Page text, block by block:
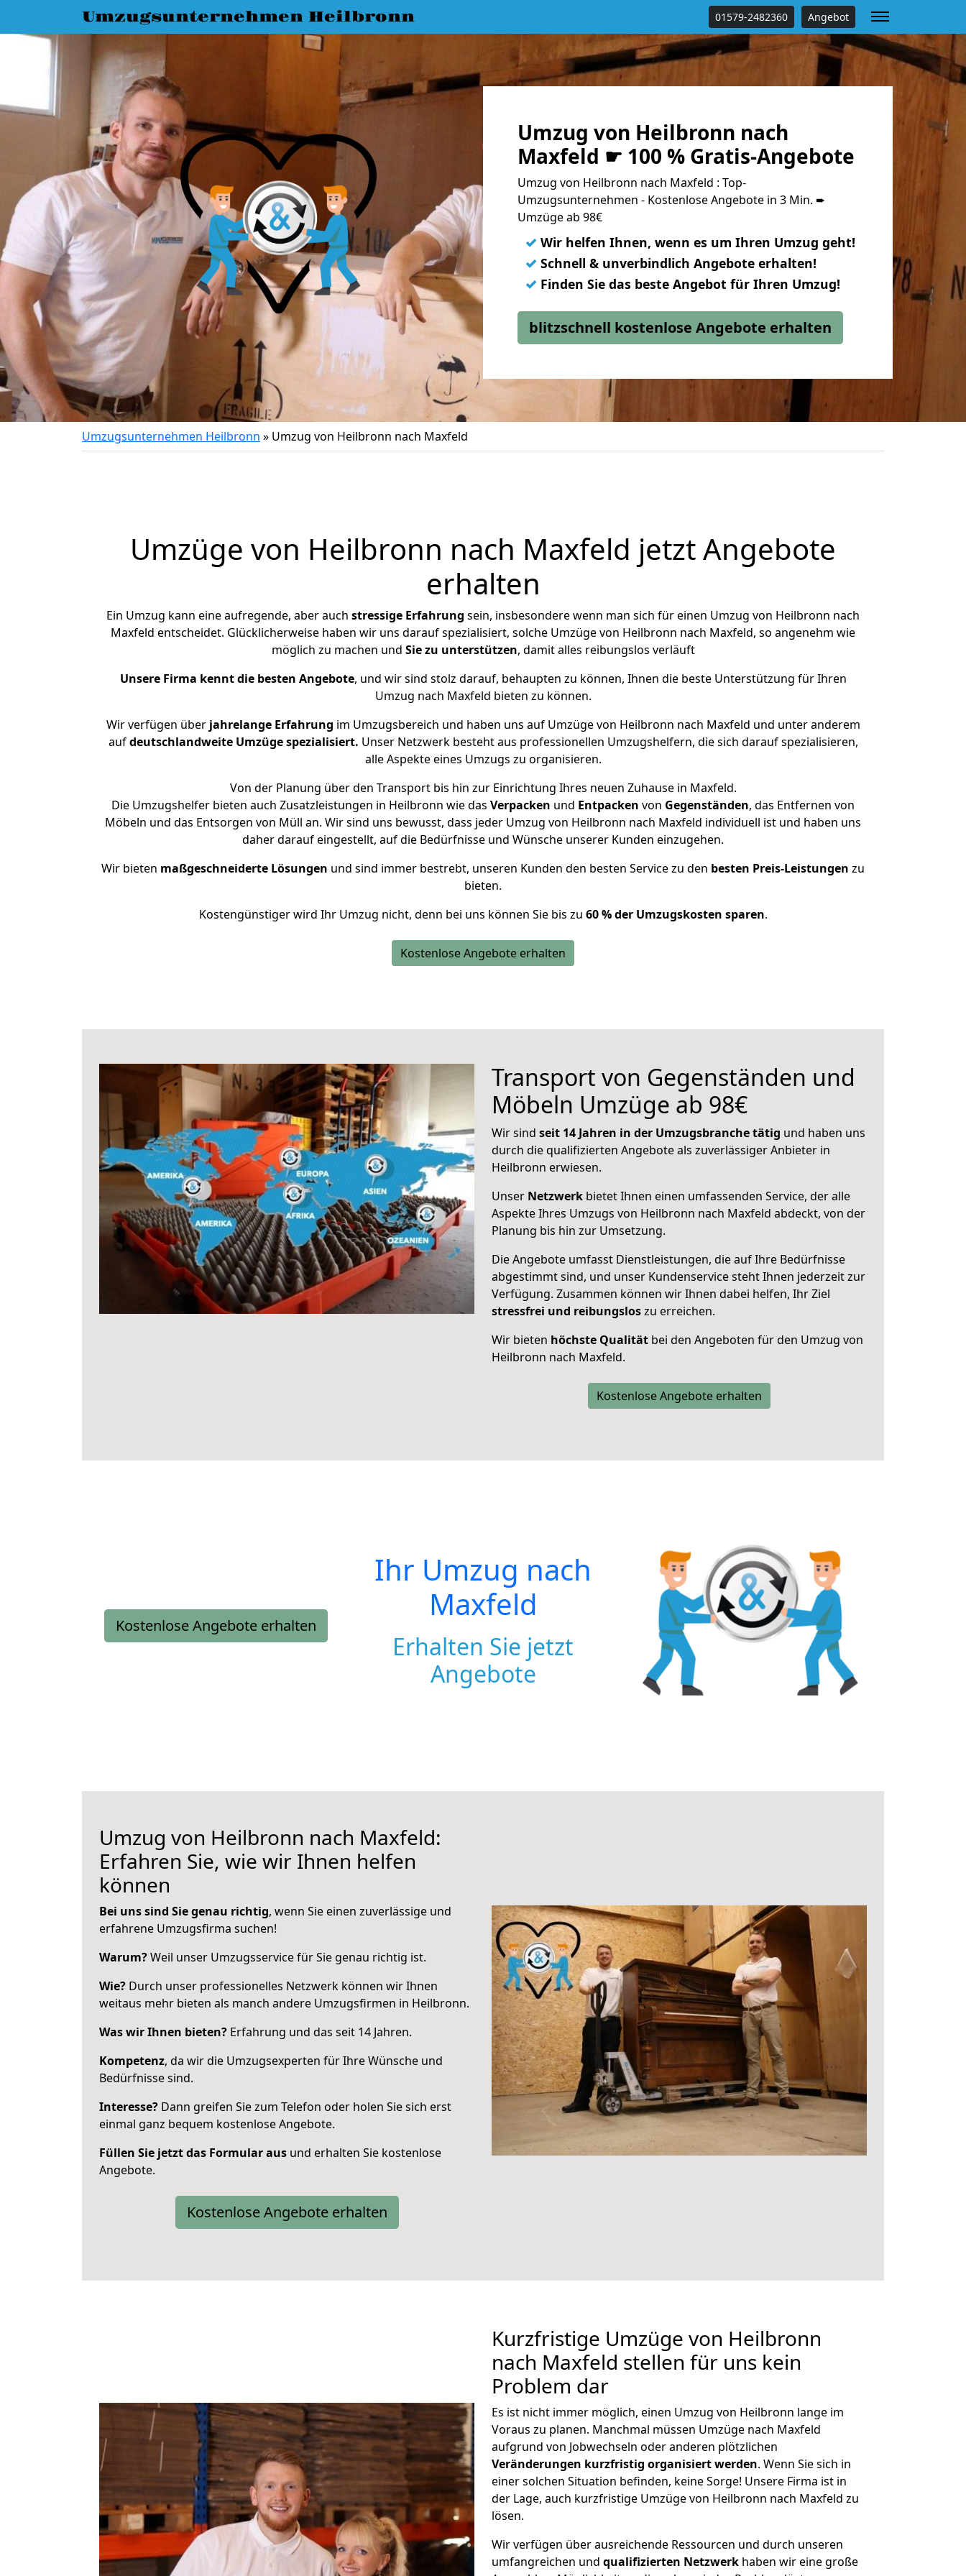
Umzugsunternehmen Heilbronn 01579-2482360 Angebot
Umzug von Heilbronn nach
Maxfeld ☛ 100 % Gratis-Angebote
Umzug von Heilbronn nach Maxfeld : Top-
Umzugsunternehmen - Kostenlose Angebote in 3 Min. ➨
Umzüge ab 98€
✓ Wir helfen Ihnen, wenn es um Ihren Umzug geht!
✓ Schnell & unverbindlich Angebote erhalten!
✓ Finden Sie das beste Angebot für Ihren Umzug!
blitzschnell kostenlose Angebote erhalten
Umzugsunternehmen Heilbronn » Umzug von Heilbronn nach Maxfeld
Umzüge von Heilbronn nach Maxfeld jetzt Angebote
erhalten
Ein Umzug kann eine aufregende, aber auch stressige Erfahrung sein, insbesondere wenn man sich für einen Umzug von Heilbronn nach
Maxfeld entscheidet. Glücklicherweise haben wir uns darauf spezialisiert, solche Umzüge von Heilbronn nach Maxfeld, so angenehm wie
möglich zu machen und Sie zu unterstützen, damit alles reibungslos verläuft
Unsere Firma kennt die besten Angebote, und wir sind stolz darauf, behaupten zu können, Ihnen die beste Unterstützung für Ihren
Umzug nach Maxfeld bieten zu können.
Wir verfügen überjahrelange Erfahrung im Umzugsbereich und haben uns auf Umzüge von Heilbronn nach Maxfeld und unter anderem
aufdeutschlandweite Umzüge spezialisiert. Unser Netzwerk besteht aus professionellen Umzugshelfern, die sich darauf spezialisieren,
alle Aspekte eines Umzugs zu organisieren.
Von der Planung über den Transport bis hin zur Einrichtung Ihres neuen Zuhause in Maxfeld.
Die Umzugshelfer bieten auch Zusatzleistungen in Heilbronn wie das Verpacken und Entpacken von Gegenständen, das Entfernen von
Möbeln und das Entsorgen von Müll an. Wir sind uns bewusst, dass jeder Umzug von Heilbronn nach Maxfeld individuell ist und haben uns
daher darauf eingestellt, auf die Bedürfnisse und Wünsche unserer Kunden einzugehen.
Wir bieten maßgeschneiderte Lösungen und sind immer bestrebt, unseren Kunden den besten Service zu den besten Preis-Leistungen zu
bieten.
Kostengünstiger wird Ihr Umzug nicht, denn bei uns können Sie bis zu 60 % der Umzugskosten sparen.
Kostenlose Angebote erhalten
Transport von Gegenständen und
Möbeln Umzüge ab 98€
Wir sind seit 14 Jahren in der Umzugsbranche tätig und haben uns
durch die qualifizierten Angebote als zuverlässiger Anbieter in
Heilbronn erwiesen.
Unser Netzwerk bietet Ihnen einen umfassenden Service, der alle
Aspekte Ihres Umzugs von Heilbronn nach Maxfeld abdeckt, von der
Planung bis hin zur Umsetzung.
Die Angebote umfasst Dienstleistungen, die auf Ihre Bedürfnisse
abgestimmt sind, und unser Kundenservice steht Ihnen jederzeit zur
Verfügung. Zusammen können wir Ihnen dabei helfen, Ihr Ziel
stressfrei und reibungsloszu erreichen.
Wir bieten höchste Qualität bei den Angeboten für den Umzug von
Heilbronn nach Maxfeld.
Kostenlose Angebote erhalten
Kostenlose Angebote erhalten
Ihr Umzug nach
Maxfeld
Erhalten Sie jetzt
Angebote
Umzug von Heilbronn nach Maxfeld:
Erfahren Sie, wie wir Ihnen helfen
können
Bei uns sind Sie genau richtig, wenn Sie einen zuverlässige und
erfahrene Umzugsfirma suchen!
Warum?Weil unser Umzugsservice für Sie genau richtig ist.
Wie? Durch unser professionelles Netzwerk können wir Ihnen
weitaus mehr bieten als manch andere Umzugsfirmen in Heilbronn.
Was wir Ihnen bieten? Erfahrung und das seit 14 Jahren.
Kompetenz, da wir die Umzugsexperten für Ihre Wünsche und
Bedürfnisse sind.
Interesse? Dann greifen Sie zum Telefon oder holen Sie sich erst
einmal ganz bequem kostenlose Angebote.
Füllen Sie jetzt das Formular aus und erhalten Sie kostenlose
Angebote.
Kostenlose Angebote erhalten
Kurzfristige Umzüge von Heilbronn
nach Maxfeld stellen für uns kein
Problem dar
Es ist nicht immer möglich, einen Umzug von Heilbronn lange im
Voraus zu planen. Manchmal müssen Umzüge nach Maxfeld
aufgrund von Jobwechseln oder anderen plötzlichen
Veränderungen kurzfristig organisiert werden. Wenn Sie sich in
einer solchen Situation befinden, keine Sorge! Unsere Firma ist in
der Lage, auch kurzfristige Umzüge von Heilbronn nach Maxfeld zu
lösen.
Wir verfügen über ausreichende Ressourcen und durch unseren
umfangreichen und qualifizierten Netzwerk haben wir eine große